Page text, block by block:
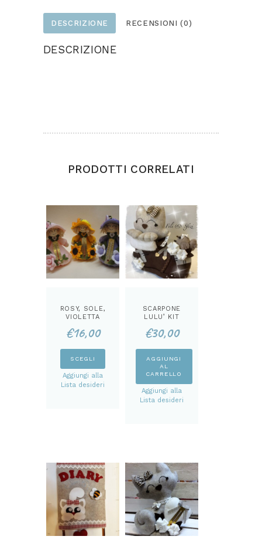
DESCRIZIONE RECENSIONI (0)
DESCRIZIONE
PRODOTTI CORRELATI
ROSY, SOLE,
VIOLETTA
TEMPERATURA
€16,00
SCEGLI
pagina
prodotto
Aggiungi alla
Lista desideri
SCARPONE
LULU’ KIT
€30,00
AGGIUNGI
AL
CARRELLO
Aggiungi alla
Lista desideri